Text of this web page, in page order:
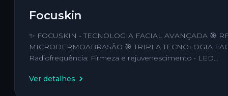
Focuskin
✨ FOCUSKIN - TECNOLOGIA FACIAL AVANÇADA 🎯
MICRODERMOABRASÃO 🎯 TRIPLA TECNOLOGIA
Radiofrequência: Firmeza e rejuvenescimento • LED…
Ver detalhes